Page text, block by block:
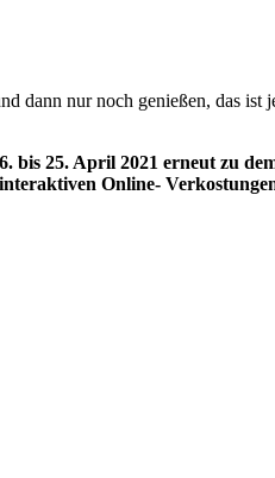
dann nur noch genießen, das ist
bis 25. April 2021 erneut zu
Online-